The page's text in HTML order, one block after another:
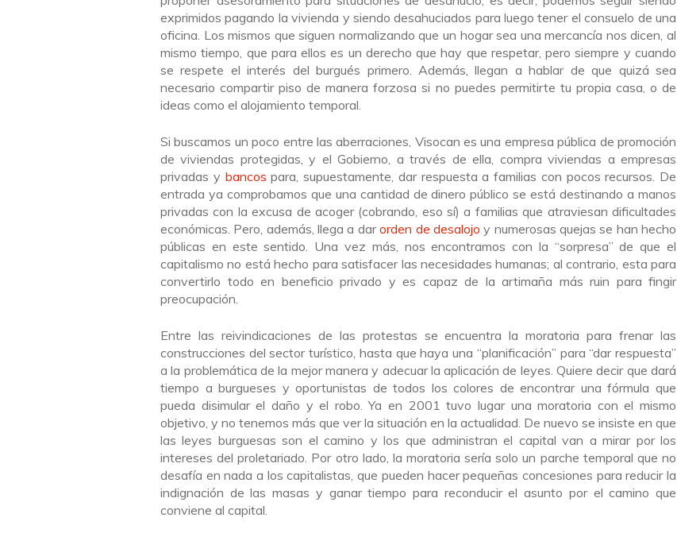
exprimidos pagando la vivienda y siendo desahuciados para luego tener el consuelo de una
oficina. Los mismos que siguen normalizando que un hogar sea una mercancía nos dicen, al
mismo tiempo, que para ellos es un derecho que hay que respetar, pero siempre y cuando
se respete el interés del burgués primero. Además, llegan a hablar de que quizá sea
necesario compartir piso de manera forzosa si no puedes permitirte tu propia casa, o de
ideas como el alojamiento temporal.
Si buscamos un poco entre las aberraciones, Visocan es una empresa pública de promoción
de viviendas protegidas, y el Gobierno, a través de ella, compra viviendas a empresas
privadas y bancos para, supuestamente, dar respuesta a familias con pocos recursos. De
entrada ya comprobamos que una cantidad de dinero público se está destinando a manos
privadas con la excusa de acoger (cobrando, eso sí) a familias que atraviesan dificultades
económicas. Pero, además, llega a darorden de desalojo y numerosas quejas se han hecho
públicas en este sentido. Una vez más, nos encontramos con la “sorpresa” de que el
capitalismo no está hecho para satisfacer las necesidades humanas; al contrario, esta para
convertirlo todo en beneficio privado y es capaz de la artimaña más ruin para fingir
preocupación.
Entre las reivindicaciones de las protestas se encuentra la moratoria para frenar las
construcciones del sector turístico, hasta que haya una “planificación” para “dar respuesta”
a la problemática de la mejor manera y adecuar la aplicación de leyes. Quiere decir que dará
tiempo a burgueses y oportunistas de todos los colores de encontrar una fórmula que
pueda disimular el daño y el robo. Ya en 2001 tuvo lugar una moratoria con el mismo
objetivo, y no tenemos más que ver la situación en la actualidad. De nuevo se insiste en que
las leyes burguesas son el camino y los que administran el capital van a mirar por los
intereses del proletariado. Por otro lado, la moratoria sería solo un parche temporal que no
desafía en nada a los capitalistas, que pueden hacer pequeñas concesiones para reducir la
indignación de las masas y ganar tiempo para reconducir el asunto por el camino que
conviene al capital.